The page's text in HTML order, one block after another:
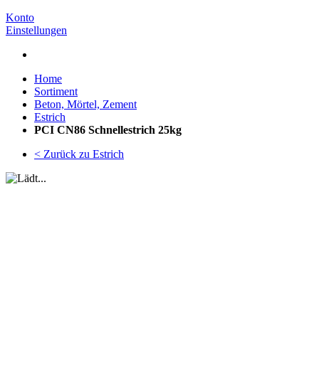
Konto
Einstellungen
Home
Sortiment
Beton, Mörtel, Zement
Estrich
PCI CN86 Schnellestrich 25kg
< Zurück zu Estrich